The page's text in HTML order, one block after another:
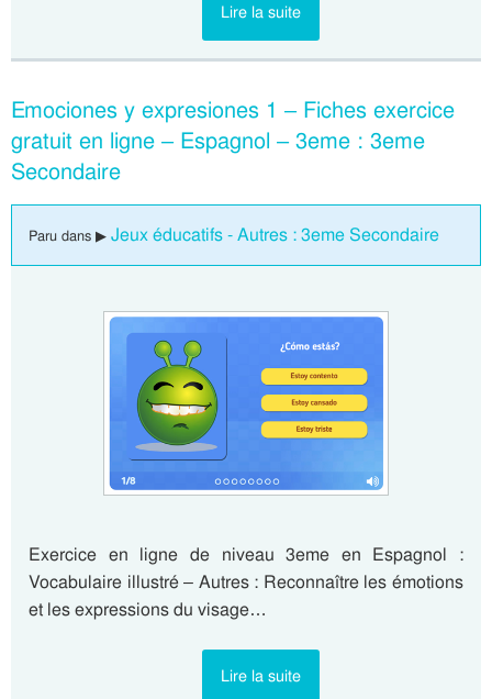
Lire la suite
Emociones y expresiones 1 – Fiches exercice
gratuit en ligne – Espagnol – 3eme : 3eme
Secondaire
Paru dans ▶ Jeux éducatifs - Autres : 3eme Secondaire
Exercice en ligne de niveau 3eme en Espagnol :
Vocabulaire illustré – Autres : Reconnaître les émotions
et les expressions du visage…
Lire la suite